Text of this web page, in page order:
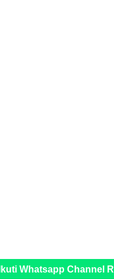
Ikuti Whatsapp Channel